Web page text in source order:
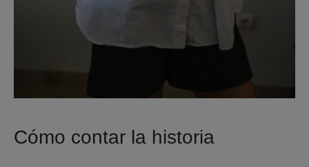
Cómo contar la historia